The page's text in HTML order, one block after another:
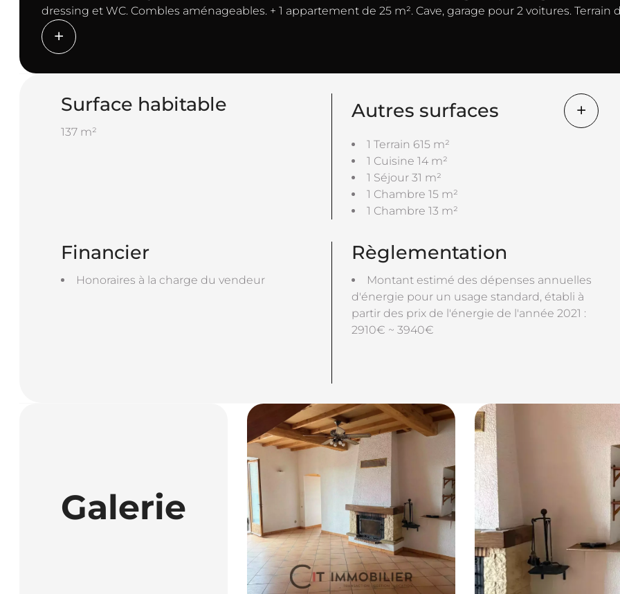
dressing et WC. Combles aménageables. + 1 appartement de 25 m². Cave, garage pour 2 voitures. Terrain
m².
CIT MORESTEL 04.74.80.09.69
Surface habitable
137 m²
Autres surfaces
1 Terrain 615 m²
1 Cuisine 14 m²
1 Séjour 31 m²
1 Chambre 15 m²
1 Chambre 13 m²
Financier
Honoraires à la charge du vendeur
Règlementation
Montant estimé des dépenses annuelles
d'énergie pour un usage standard, établi à
partir des prix de l'énergie de l'année 2021 :
2910€ ~ 3940€
Galerie